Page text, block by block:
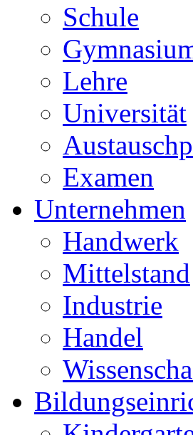
Schule
Lehre
Universität
Examen
Unternehmen
Handwerk
Mittelstand
Industrie
Handel